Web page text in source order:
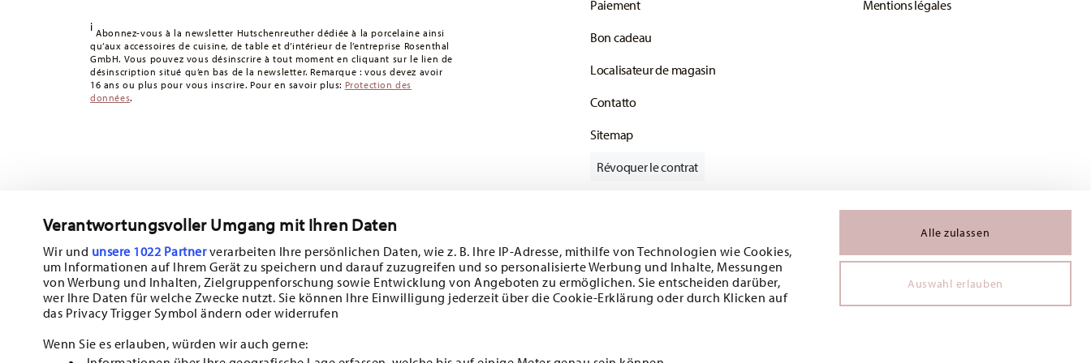
Verantwortungsvoller Umgang mit Ihren Daten
Wir und unsere 1022 Partnerverarbeiten Ihre persönlichen Daten, wie z. B. Ihre IP-Adresse, mithilfe von Technologien wie Cookies,
um Informationen auf Ihrem Gerät zu speichern und darauf zuzugreifen und so personalisierte Werbung und Inhalte, Messungen
von Werbung und Inhalten, Zielgruppenforschung sowie Entwicklung von Angeboten zu ermöglichen. Sie entscheiden darüber,
wer Ihre Daten für welche Zwecke nutzt. Sie können Ihre Einwilligung jederzeit über die Cookie-Erklärung oder durch Klicken auf
das Privacy Trigger Symbol ändern oder widerrufen
Wenn Sie es erlauben, würden wir auch gerne:
Alle zulassen
Auswahl erlauben
5-7 jours ouvrables pour les articles en stock. Vous pouvez consulter les
délais de livraison vers d'autres paysici.
Retours :Pour les retours, veuillez utiliser notreservice de retour.
i Abonnez-vous à la newsletter Hutschenreuther dédiée à la porcelaine ainsi
qu’aux accessoires de cuisine, de table et d’intérieur de l’entreprise Rosenthal
GmbH. Vous pouvez vous désinscrire à tout moment en cliquant sur le lien de
désinscription situé qu’en bas de la newsletter. Remarque : vous devez avoir
16 ans ou plus pour vous inscrire. Pour en savoir plus: Protection des
données.
Paiement
Bon cadeau
Localisateur de magasin
Contatto
Sitemap
Mentions légales
Révoquer le contrat
Suivez-nous sur
Abonnez-vous à notre newsletter et recevez une réduction de 10%!
Tiens-toi au courant des nouveautés, des tendances et
des offres spéciales.